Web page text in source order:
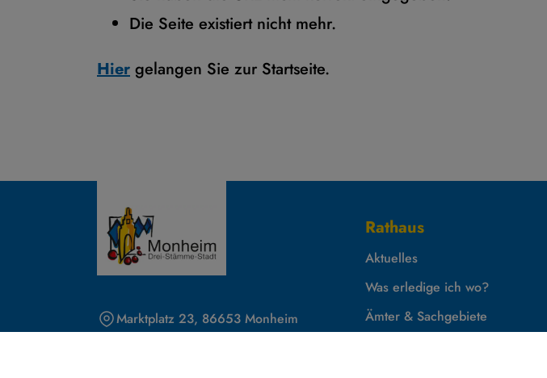
Die Seite existiert nicht mehr.
Hier gelangen Sie zur Startseite.
Marktplatz 23, 86653 Monheim
Rathaus
Aktuelles
Was erledige ich wo?
Ämter & Sachgebiete